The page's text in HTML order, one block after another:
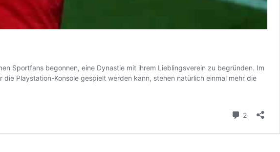
Sportfans begonnen, eine Dynastie mit ihrem Lieblingsverein zu begründen. Im
Playstation-Konsole gespielt werden kann, stehen natürlich einmal mehr die
2